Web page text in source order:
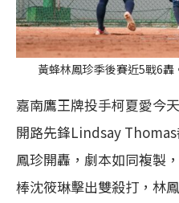
黃蜂林鳳珍季後賽近5戰6轟
嘉南鷹王牌投手柯夏愛今
開路先鋒Lindsay
鳳珍開轟，劇本如同複製
棒沈筱琳擊出雙殺打，林